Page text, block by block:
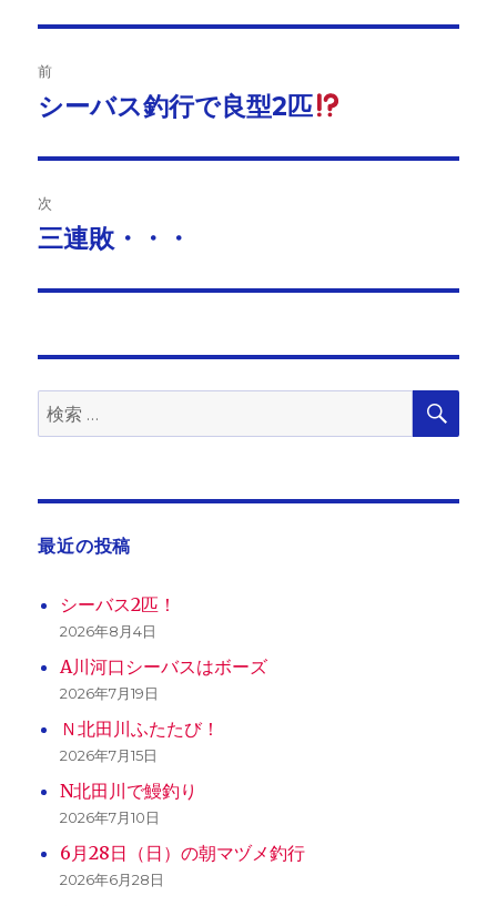
稿
ビ
ゲ
ー
ン
前
前
投
稿:
シーバス釣行で良型2匹
次
次
投
三連敗・・・
検
索:
検
最近の投稿
シーバス2匹！
2026年8月4日
A川河口シーバスはボーズ
2026年7月19日
Ｎ北田川ふたたび！
2026年7月15日
N北田川で鰻釣り
2026年7月10日
6月28日（日）の朝マヅメ釣行
2026年6月28日